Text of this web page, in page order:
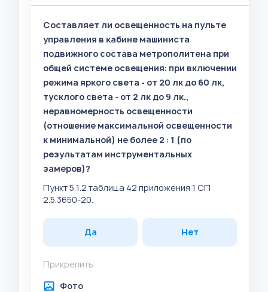
Составляет ли освещенность на пульте
управления в кабине машиниста
подвижного состава метрополитена при
общей системе освещения: при включении
режима яркого света - от 20 лк до 60 лк,
тусклого света - от 2 лк до 9 лк.,
неравномерность освещенности
(отношение максимальной освещенности
к минимальной) не более 2 : 1 (по
результатам инструментальных
замеров)?
Пункт 5.1.2 таблица 42 приложения 1 СП
2.5.3650-20.
Да Нет
Прикрепить
Фото